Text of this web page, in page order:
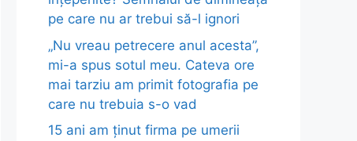
pe care nu ar trebui să-l ignori
„Nu vreau petrecere anul acesta”,
mi-a spus sotul meu. Cateva ore
mai tarziu am primit fotografia pe
care nu trebuia s-o vad
15 ani am ținut firma pe umerii